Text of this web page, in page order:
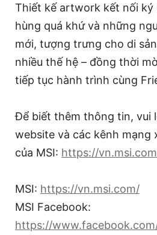
Thiết kế artwork kết nối ký
hùng quá khứ và những
mới, tượng trưng cho di
nhiều thế hệ – đồng thời
tiếp tục hành trình cùng
Để biết thêm thông tin, vui
website và các kênh mạng
của MSI: https://
MSI: https://vn.msi.com/
MSI Facebook:
https://